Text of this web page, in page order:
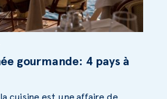
gourmande: 4 pays à